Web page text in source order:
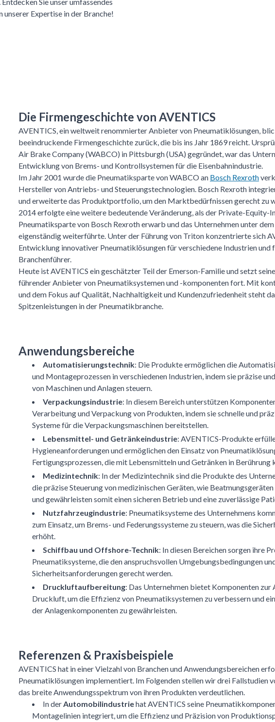
Expertise in der Branche!
Die Firmengeschichte von AVENTICS
AVENTICS, ein weltweit renommierter Anbieter von Pneumatiklösungen,
beeindruckende Firmengeschichte zurück, die bis ins Jahr 1869 reicht.
Air Brake Company (WABCO) in Pittsburgh (USA) gegründet, war das
Entwicklung von Brems- und Kontrollsystemen für die Eisenbahnindustrie.
Im Jahr 2001 wurde die Pneumatiksparte von WABCO an Bosch Rexroth
Hersteller von Antriebs- und Steuerungstechnologien. Bosch Rexroth
und erweiterte das Produktportfolio, um den Marktbedürfnissen gerecht zu
2014 erfolgte eine weitere bedeutende Veränderung, als der Private-Equity-
Pneumatiksparte von Bosch Rexroth erwarb und das Unternehmen unter
eigenständig weiterführte. Unter der Führung von Triton konzentrierte sich
Entwicklung innovativer Pneumatiklösungen für verschiedene Industrien und
Branchenführer.
Heute ist AVENTICS ein geschätzter Teil der Emerson-Familie und setzt
führender Anbieter von Pneumatiksystemen und -komponenten fort. Mit
und dem Fokus auf Qualität, Nachhaltigkeit und Kundenzufriedenheit steht
Spitzenleistungen in der Pneumatikbranche.
Anwendungsbereiche
Automatisierungstechnik: Die Produkte ermöglichen die
und Montageprozessen in verschiedenen Industrien, indem sie präzise
von Maschinen und Anlagen steuern.
Verpackungsindustrie: In diesem Bereich unterstützen
Verarbeitung und Verpackung von Produkten, indem sie schnelle und
Systeme für die Verpackungsmaschinen bereitstellen.
Lebensmittel- und Getränkeindustrie: AVENTICS-Produkte
Hygieneanforderungen und ermöglichen den Einsatz von
Fertigungsprozessen, die mit Lebensmitteln und Getränken in Berührung
Medizintechnik: In der Medizintechnik sind die Produkte des
die präzise Steuerung von medizinischen Geräten, wie
und gewährleisten somit einen sicheren Betrieb und eine zuverlässige
Nutzfahrzeugindustrie: Pneumatiksysteme des Unternehmens
zum Einsatz, um Brems- und Federungssysteme zu steuern, was die
erhöht.
Schiffbau und Offshore-Technik: In diesen Bereichen sorgen ihre
Pneumatiksysteme, die den anspruchsvollen Umgebungsbedingungen
Sicherheitsanforderungen gerecht werden.
Druckluftaufbereitung: Das Unternehmen bietet Komponenten
Druckluft, um die Effizienz von Pneumatiksystemen zu verbessern und
der Anlagenkomponenten zu gewährleisten.
Referenzen & Praxisbeispiele
AVENTICS hat in einer Vielzahl von Branchen und Anwendungsbereichen
Pneumatiklösungen implementiert. Im Folgenden stellen wir drei Fallstudien
das breite Anwendungsspektrum von ihren Produkten verdeutlichen.
In derAutomobilindustriehat AVENTICS seine
Montagelinien integriert, um die Effizienz und Präzision von